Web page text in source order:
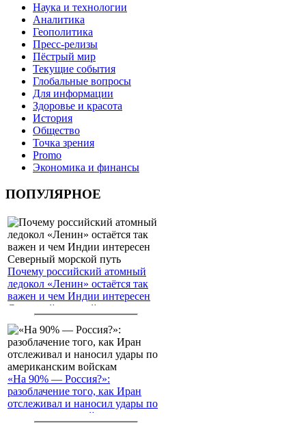
Наука и технологии
Аналитика
Геополитика
Пресс-релизы
Пёстрый мир
Текущие события
Глобальные вопросы
Для информации
Здоровье и красота
История
Общество
Точка зрения
Promo
Экономика и финансы
ПОПУЛЯРНОЕ
Почему российский атомный
ледокол «Ленин» остаётся так
важен и чем Индии интересен
Северный морской путь
«На 90% — Россия?»:
разоблачение того, как Иран
отслеживал и наносил удары по
американским войскам